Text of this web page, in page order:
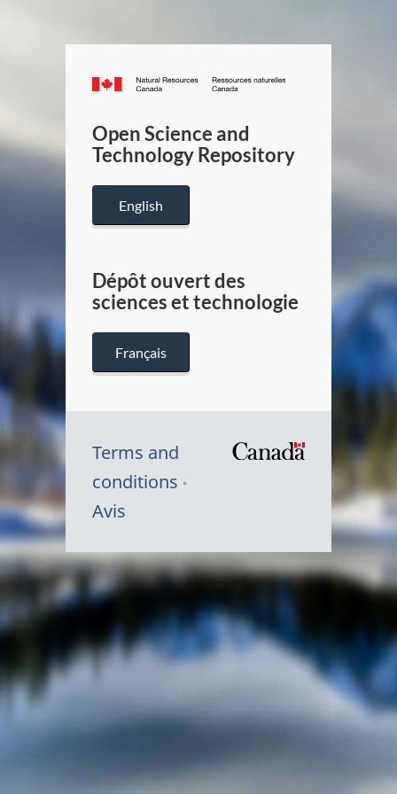
Canada.ca
/
Canada
Open Science and
Technology Repository
English
Dépôt ouvert des
sciences et technologie
Français
Terms and
conditions
Avis
Symbole
du
Canada